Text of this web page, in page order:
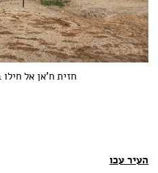
חזית ח'אן אל
העיר עכו